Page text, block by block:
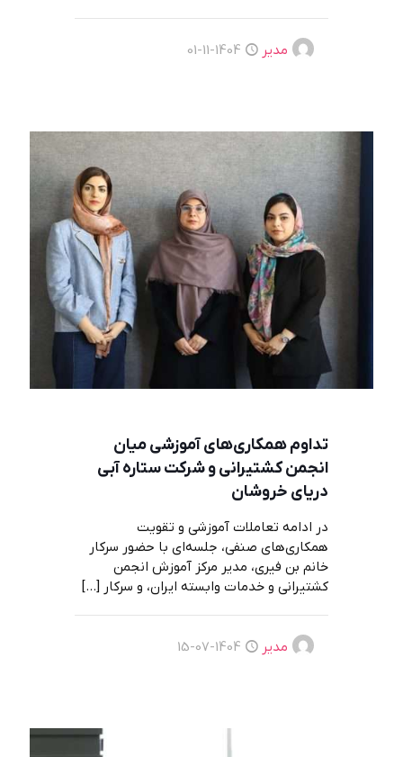
مدیر 1404-11-01
تداوم همکاری‌های آموزشی میان
انجمن کشتیرانی و شرکت ستاره آبی
دریای خروشان
در ادامه تعاملات آموزشی و تقویت
همکاری‌های صنفی، جلسه‌ای با حضور سرکار
خانم بن فیری، مدیر مرکز آموزش انجمن
کشتیرانی و خدمات وابسته ایران، و سرکار […]
مدیر 1404-07-15